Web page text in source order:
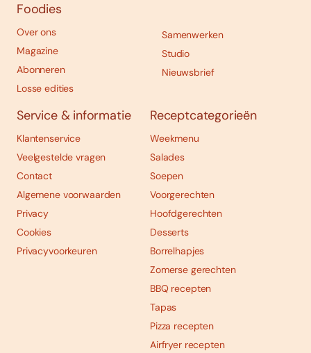
Foodies
Over ons
Magazine
Abonneren
Losse edities
Samenwerken
Studio
Nieuwsbrief
Service & informatie
Klantenservice
Veelgestelde vragen
Contact
Algemene voorwaarden
Privacy
Cookies
Privacyvoorkeuren
Receptcategorieën
Weekmenu
Salades
Soepen
Voorgerechten
Hoofdgerechten
Desserts
Borrelhapjes
Zomerse gerechten
BBQ recepten
Tapas
Pizza recepten
Airfryer recepten